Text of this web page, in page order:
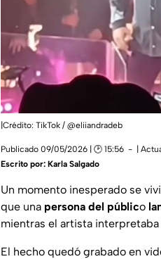
|Crédito: TikTok / @eliiandradeb
Publicado 09/05/2026 | 🕑 15:56 |
Escrito por: Karla Salgado
Un momento inesperado se
que una persona del público
mientras el artista interpretaba
El hecho quedó grabado en